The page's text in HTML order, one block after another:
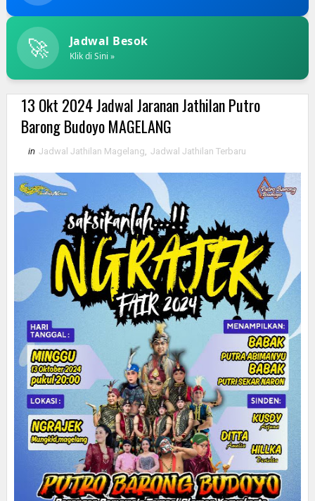
🚀 Jadwal Besok
Klik di Sini »
13 Okt 2024 Jadwal Jaranan Jathilan Putro
Barong Budoyo MAGELANG
in Jadwal Jathilan Magelang Jadwal Jathilan Terbaru